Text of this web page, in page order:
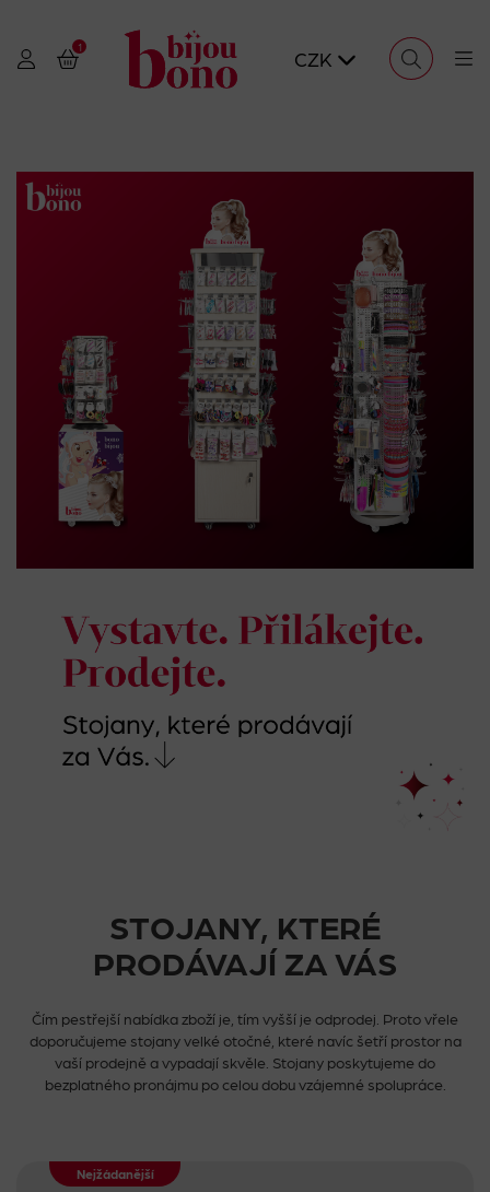
1
CZK
STOJANY, KTERÉ
PRODÁVAJÍ ZA VÁS
Čím pestřejší nabídka zboží je, tím vyšší je odprodej. Proto vřele
doporučujeme stojany velké otočné, které navíc šetří prostor na
vaší prodejně a vypadají skvěle. Stojany poskytujeme do
bezplatného pronájmu po celou dobu vzájemné spolupráce.
Nejžádanější